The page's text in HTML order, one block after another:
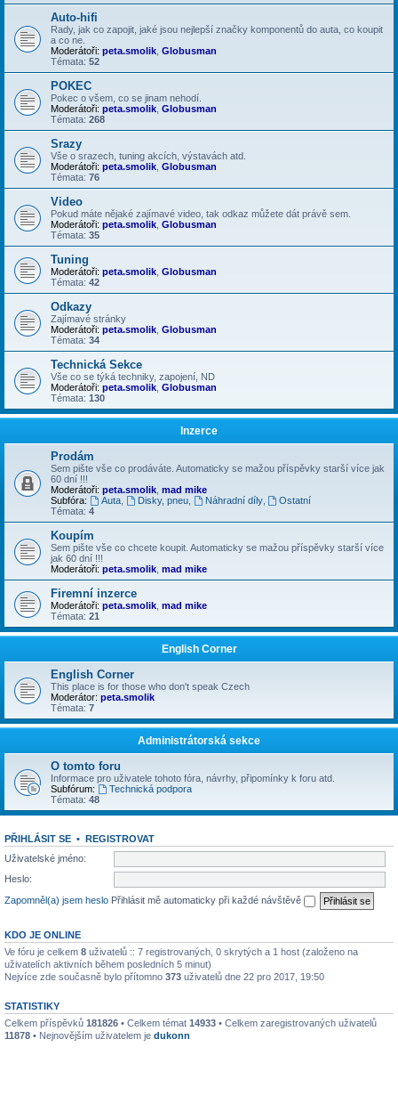
Auto-hifi
Rady, jak co zapojit, jaké jsou nejlepší značky komponentů do auta, co koupit
a co ne.
Moderátoři: peta.smolik, Globusman
Témata: 52
POKEC
Pokec o všem, co se jinam nehodí.
Moderátoři: peta.smolik, Globusman
Témata: 268
Srazy
Vše o srazech, tuning akcích, výstavách atd.
Moderátoři: peta.smolik, Globusman
Témata: 76
Video
Pokud máte nějaké zajímavé video, tak odkaz můžete dát právě sem.
Moderátoři: peta.smolik, Globusman
Témata: 35
Tuning
Moderátoři: peta.smolik, Globusman
Témata: 42
Odkazy
Zajímavé stránky
Moderátoři: peta.smolik, Globusman
Témata: 34
Technická Sekce
Vše co se týká techniky, zapojení, ND
Moderátoři: peta.smolik, Globusman
Témata: 130
Inzerce
Prodám
Sem pište vše co prodáváte. Automaticky se mažou příspěvky starší více jak
60 dní !!!
Moderátoři: peta.smolik, mad mike
Subfóra:
Auta, Disky, pneu, Náhradní díly,
Ostatní
Témata: 4
Koupím
Sem pište vše co chcete koupit. Automaticky se mažou příspěvky starší více
jak 60 dní !!!
Moderátoři: peta.smolik, mad mike
Firemní inzerce
Moderátoři: peta.smolik, mad mike
Témata: 21
English Corner
English Corner
This place is for those who don't speak Czech
Moderátor: peta.smolik
Témata: 7
Administrátorská sekce
O tomto foru
Informace pro uživatele tohoto fóra, návrhy, připomínky k foru atd.
Subfórum:
Technická podpora
Témata: 48
PŘIHLÁSIT SE •
REGISTROVAT
Uživatelské jméno:
Heslo:
Zapomněl(a) jsem heslo Přihlásit mě automaticky při každé návštěvě
KDO JE ONLINE
Ve fóru je celkem 8 uživatelů :: 7 registrovaných, 0 skrytých a 1 host (založeno na
uživatelích aktivních během posledních 5 minut)
Nejvíce zde současně bylo přítomno 373 uživatelů dne 22 pro 2017, 19:50
STATISTIKY
Celkem příspěvků 181826 • Celkem témat 14933 • Celkem zaregistrovaných uživatelů
11878 • Nejnovějším uživatelem je dukonn